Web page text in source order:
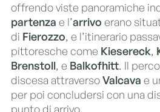
offrendo viste panoramiche
partenza e l’arrivo erano
di Fierozzo, e l’itinerario
pittoresche come Kiesereck,
Brenstoll, e Balkofhitt. Il
discesa attraversoValcava e
per poi concludersi con una
punto di arrivo.